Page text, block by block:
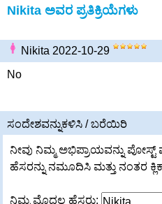
Nikita ಅವರ ಪ್ರತಿಕ್ರಿಯೆಗಳು
Nikita 2022-10-29
No
ಸಂದೇಶವನ್ನುಕಳಿಸಿ / ಬರೆಯಿರಿ
ನೀವು ನಿಮ್ಮ ಅಭಿಪ್ರಾಯವನ್ನು
ಹೆಸರನ್ನು ನಮೂದಿಸಿ ಮತ್ತು ನಂತರ
ನಿಮ್ಮ ಮೊದಲ ಹೆಸರು: